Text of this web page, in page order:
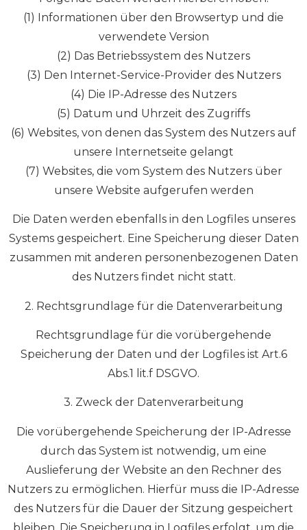
(1) Informationen über den Browsertyp und die
verwendete Version
(2) Das Betriebssystem des Nutzers
(3) Den Internet-Service-Provider des Nutzers
(4) Die IP-Adresse des Nutzers
(5) Datum und Uhrzeit des Zugriffs
(6) Websites, von denen das System des Nutzers auf
unsere Internetseite gelangt
(7) Websites, die vom System des Nutzers über
unsere Website aufgerufen werden
Die Daten werden ebenfalls in den Logfiles unseres
Systems gespeichert. Eine Speicherung dieser Daten
zusammen mit anderen personenbezogenen Daten
des Nutzers findet nicht statt.
2. Rechtsgrundlage für die Datenverarbeitung
Rechtsgrundlage für die vorübergehende
Speicherung der Daten und der Logfiles ist Art.6
Abs.1 lit.f DSGVO.
3. Zweck der Datenverarbeitung
Die vorübergehende Speicherung der IP-Adresse
durch das System ist notwendig, um eine
Auslieferung der Website an den Rechner des
Nutzers zu ermöglichen. Hierfür muss die IP-Adresse
des Nutzers für die Dauer der Sitzung gespeichert